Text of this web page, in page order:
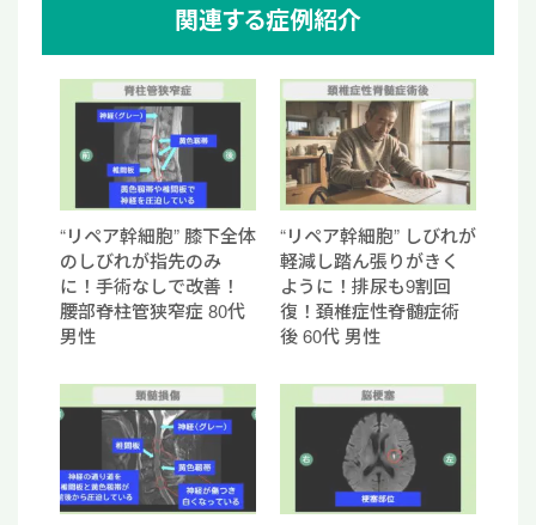
関連する症例紹介
“リペア幹細胞” 膝下全体
のしびれが指先のみ
に！手術なしで改善！
腰部脊柱管狭窄症 80代
男性
“リペア幹細胞” しびれが
軽減し踏ん張りがきく
ように！排尿も9割回
復！頚椎症性脊髄症術
後 60代 男性